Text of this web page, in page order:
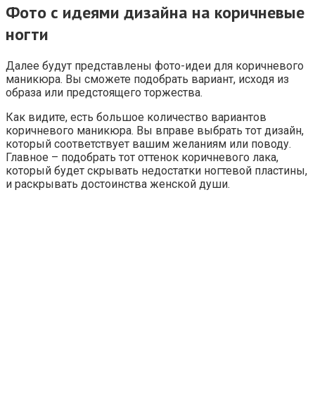
Фото с идеями дизайна на коричневые
ногти
Далее будут представлены фото-идеи для коричневого
маникюра. Вы сможете подобрать вариант, исходя из
образа или предстоящего торжества.
Как видите, есть большое количество вариантов
коричневого маникюра. Вы вправе выбрать тот дизайн,
который соответствует вашим желаниям или поводу.
Главное – подобрать тот оттенок коричневого лака,
который будет скрывать недостатки ногтевой пластины,
и раскрывать достоинства женской души.